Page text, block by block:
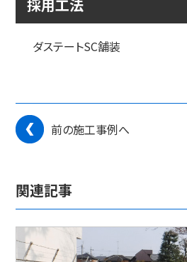
採用工法
ダステートSC舗装
前の施工事例へ
関連記事